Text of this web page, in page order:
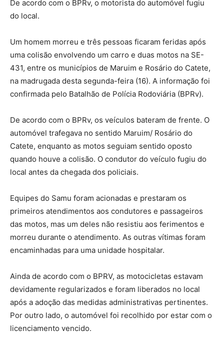
De acordo com o BPRv, o motorista do automóvel fugiu
do local.
Um homem morreu e três pessoas ficaram feridas após
uma colisão envolvendo um carro e duas motos na SE-
431, entre os municípios de Maruim e Rosário do Catete,
na madrugada desta segunda-feira (16). A informação foi
confirmada pelo Batalhão de Polícia Rodoviária (BPRv).
De acordo com o BPRv, os veículos bateram de frente. O
automóvel trafegava no sentido Maruim/ Rosário do
Catete, enquanto as motos seguiam sentido oposto
quando houve a colisão. O condutor do veículo fugiu do
local antes da chegada dos policiais.
Equipes do Samu foram acionadas e prestaram os
primeiros atendimentos aos condutores e passageiros
das motos, mas um deles não resistiu aos ferimentos e
morreu durante o atendimento. As outras vítimas foram
encaminhadas para uma unidade hospitalar.
Ainda de acordo com o BPRV, as motocicletas estavam
devidamente regularizados e foram liberados no local
após a adoção das medidas administrativas pertinentes.
Por outro lado, o automóvel foi recolhido por estar com o
licenciamento vencido.